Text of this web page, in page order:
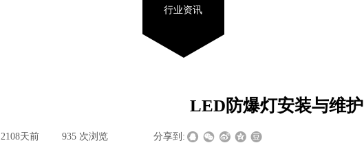
行业资讯
LED防爆灯安装与维护
2108天前 935 次浏览 分享到: